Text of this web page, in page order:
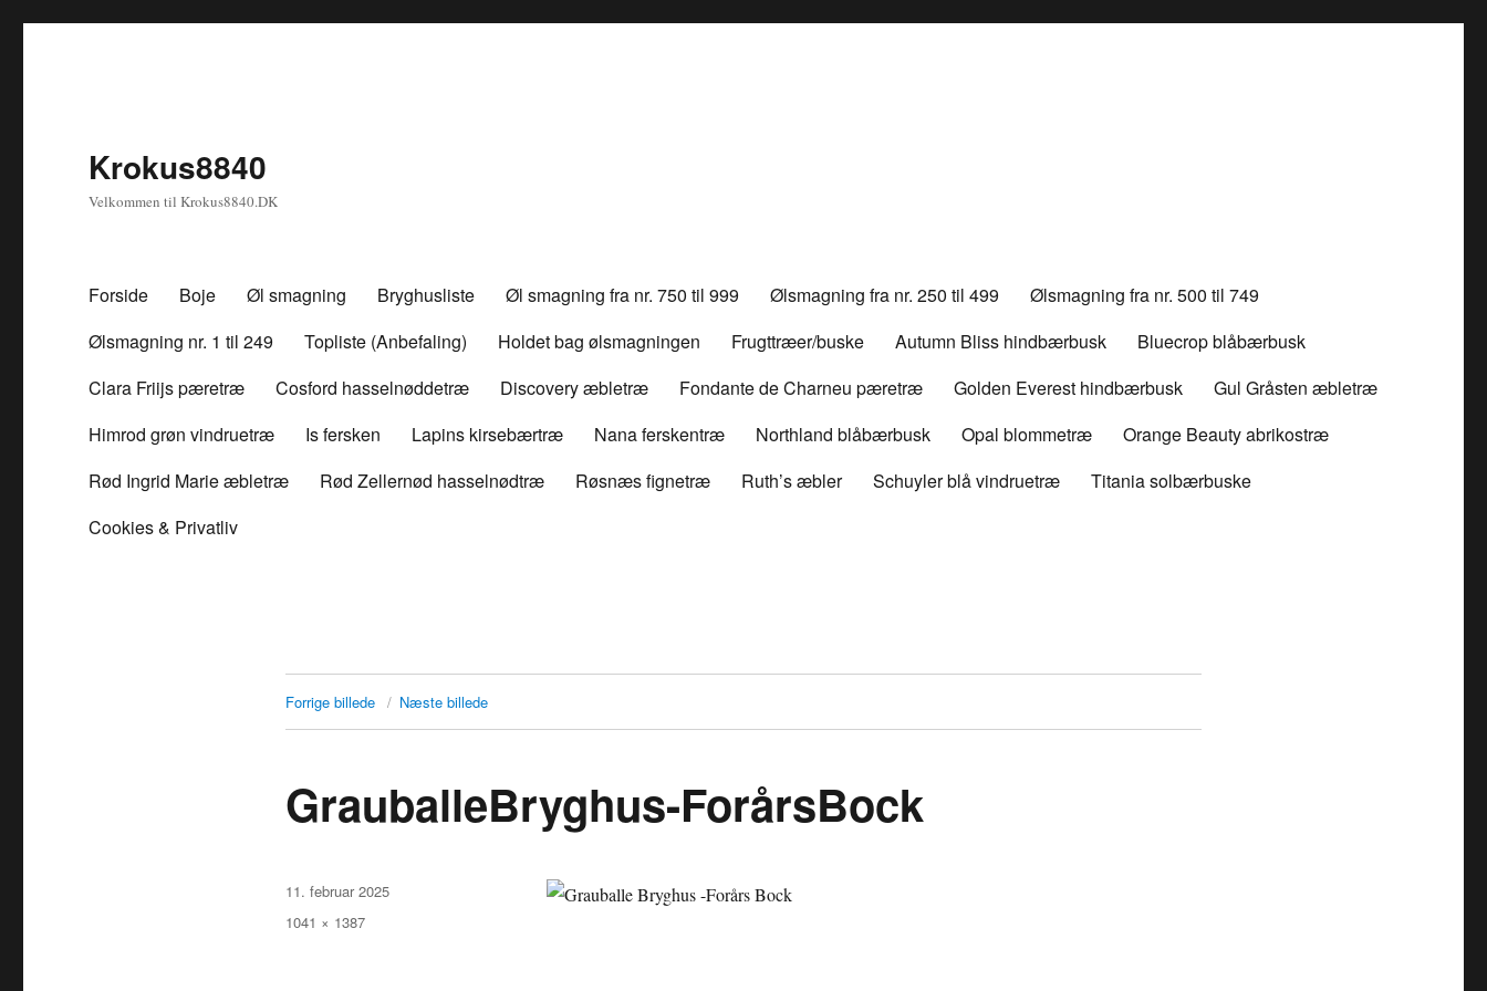
Krokus8840
Velkommen til Krokus8840.DK
Forside Boje Øl smagning Bryghusliste Øl smagning fra nr. 750 til 999 Ølsmagning fra nr. 250 til 499
Ølsmagning fra nr. 500 til 749
Ølsmagning nr. 1 til 249
Topliste (Anbefaling) Holdet bag ølsmagningen Frugttræer/buske Autumn Bliss hindbærbusk
Bluecrop blåbærbusk
Clara Friijs pæretræ
Cosford hasselnøddetræ Discovery æbletræ Fondante de Charneu pæretræ Golden Everest hindbærbusk
Gul Gråsten æbletræ
Himrod grøn vindruetræ
Is fersken Lapins kirsebærtræ Nana ferskentræ Northland blåbærbusk Opal blommetræ
Orange Beauty abrikostræ
Rød Ingrid Marie æbletræ
Rød Zellernød hasselnødtræ Røsnæs fignetræ Ruth’s æbler Schuyler blå vindruetræ
Titania solbærbuske
Cookies & Privatliv
Forrige billede Næste billede
GrauballeBryghus-ForårsBock
Udgivet
11. februar 2025
Faktisk
1041 × 1387